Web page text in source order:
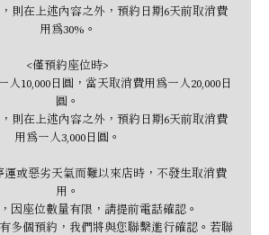
則在上述內容之外，預約日期6天前取消費
用為30%。
<僅預約座位時>
人10,000日圓，當天取消費用為一人20,000日
圓。
則在上述內容之外，預約日期6天前取消費
用為一人3,000日圓。
運或惡劣天氣而難以來店時，不發生取消費
用。
因座位數量有限，請提前電話確認。
多個預約，我們將與您聯繫進行確認。若聯